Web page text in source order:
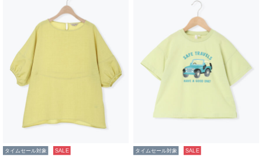
タイムセール対象 SALE タイムセール対象 SALE